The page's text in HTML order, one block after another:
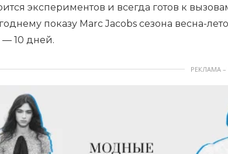
экспериментов и всегда готов к
показу Marc Jacobs сезона весна-
10 дней.
РЕКЛАМА